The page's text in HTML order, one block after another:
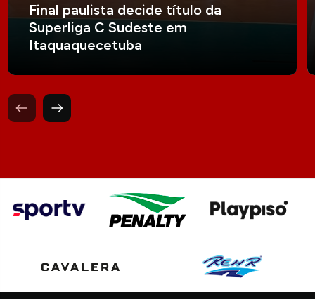
Final paulista decide título da
Superliga C Sudeste em
Itaquaquecetuba